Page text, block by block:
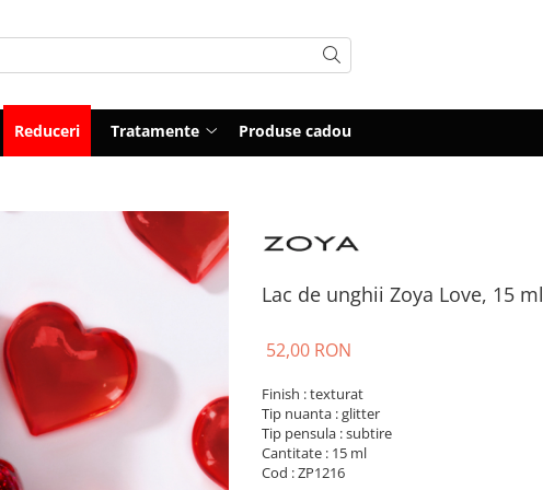
Reduceri Tratamente Produse cadou
Lac de unghii Zoya Love, 15 ml
52,00 RON
Finish : texturat
Tip nuanta : glitter
Tip pensula : subtire
Cantitate : 15 ml
Cod : ZP1216